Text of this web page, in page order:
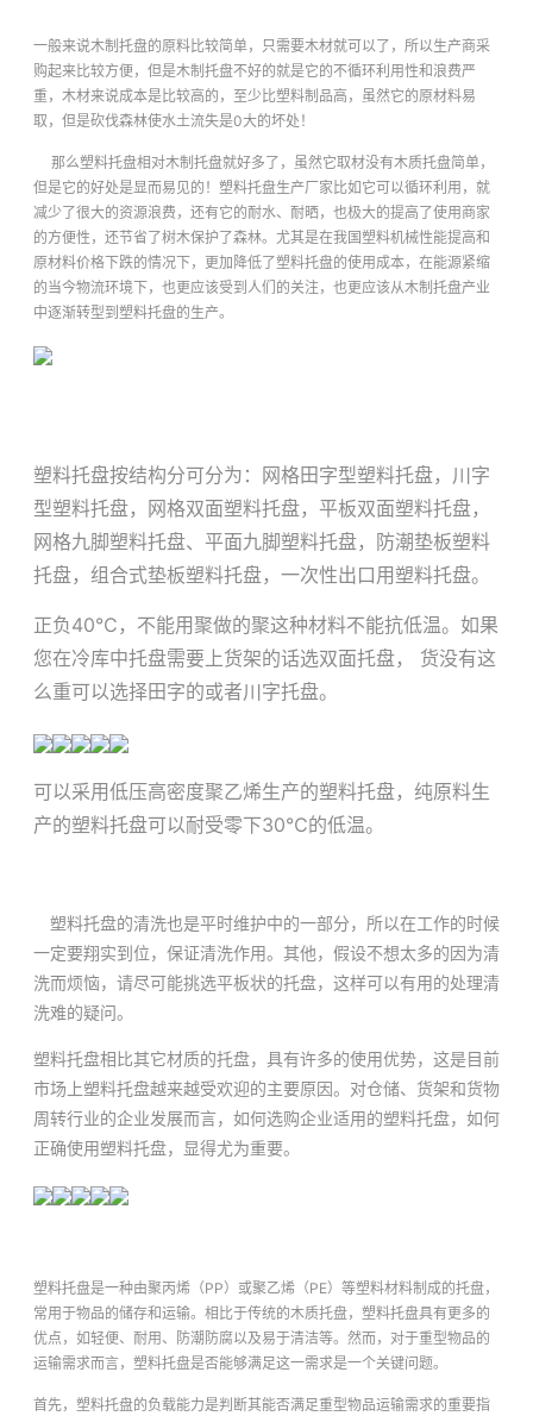
一般来说木制托盘的原料比较简单，只需要木材就可以了，所以生产商采
购起来比较方便，但是木制托盘不好的就是它的不循环利用性和浪费严
重，木材来说成本是比较高的，至少比塑料制品高，虽然它的原材料易
取，但是砍伐森林使水土流失是0大的坏处！
那么塑料托盘相对木制托盘就好多了，虽然它取材没有木质托盘简单，
但是它的好处是显而易见的！塑料托盘生产厂家比如它可以循环利用，就
减少了很大的资源浪费，还有它的耐水、耐晒，也极大的提高了使用商家
的方便性，还节省了树木保护了森林。尤其是在我国塑料机械性能提高和
原材料价格下跌的情况下，更加降低了塑料托盘的使用成本，在能源紧缩
的当今物流环境下，也更应该受到人们的关注，也更应该从木制托盘产业
中逐渐转型到塑料托盘的生产。
塑料托盘按结构分可分为：网格田字型塑料托盘，川字
型塑料托盘，网格双面塑料托盘，平板双面塑料托盘，
网格九脚塑料托盘、平面九脚塑料托盘，防潮垫板塑料
托盘，组合式垫板塑料托盘，一次性出口用塑料托盘。
正负40℃，不能用聚做的聚这种材料不能抗低温。如果
您在冷库中托盘需要上货架的话选双面托盘， 货没有这
么重可以选择田字的或者川字托盘。
可以采用低压高密度聚乙烯生产的塑料托盘，纯原料生
产的塑料托盘可以耐受零下30℃的低温。
塑料托盘的清洗也是平时维护中的一部分，所以在工作的时候
一定要翔实到位，保证清洗作用。其他，假设不想太多的因为清
洗而烦恼，请尽可能挑选平板状的托盘，这样可以有用的处理清
洗难的疑问。
塑料托盘相比其它材质的托盘，具有许多的使用优势，这是目前
市场上塑料托盘越来越受欢迎的主要原因。对仓储、货架和货物
周转行业的企业发展而言，如何选购企业适用的塑料托盘，如何
正确使用塑料托盘，显得尤为重要。
塑料托盘是一种由聚丙烯（PP）或聚乙烯（PE）等塑料材料制成的托盘，
常用于物品的储存和运输。相比于传统的木质托盘，塑料托盘具有更多的
优点，如轻便、耐用、防潮防腐以及易于清洁等。然而，对于重型物品的
运输需求而言，塑料托盘是否能够满足这一需求是一个关键问题。
首先，塑料托盘的负载能力是判断其能否满足重型物品运输需求的重要指